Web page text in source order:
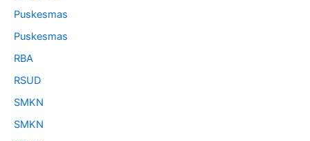
Puskesmas
Puskesmas
RBA
RSUD
SMKN
SMKN